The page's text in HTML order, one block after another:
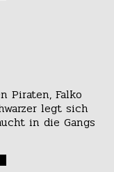
Piraten, Falko
legt sich
in die Gangs